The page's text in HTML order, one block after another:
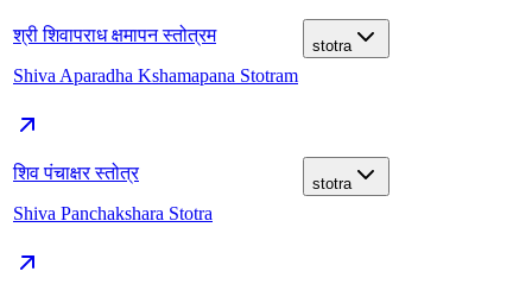
श्री शिवापराध क्षमापन स्तोत्रम
Shiva Aparadha Kshamapana Stotram
stotra
शिव पंचाक्षर स्तोत्र
Shiva Panchakshara Stotra
stotra